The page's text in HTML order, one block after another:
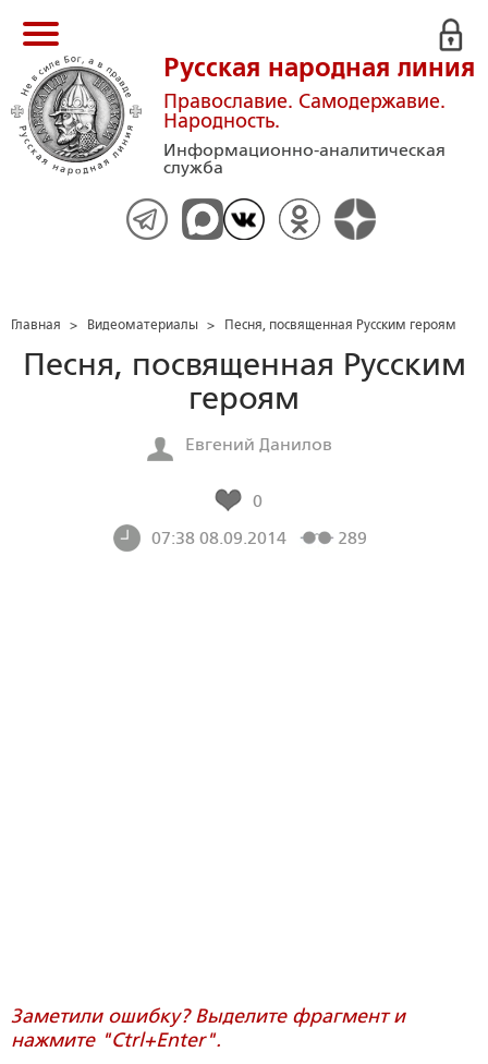
Русская народная линия
Православие. Самодержавие.
Народность.
Информационно-аналитическая
служба
Главная > Видеоматериалы > Песня, посвященная Русским героям
Песня, посвященная Русским
героям
Евгений Данилов
0
07:38 08.09.2014
289
Заметили ошибку? Выделите фрагмент и
нажмите "Ctrl+Enter".